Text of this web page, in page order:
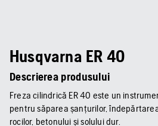
Husqvarna ER 40
Descrierea produsului
Freza cilindrică ER 40 este un
pentru săparea șanțurilor,
rocilor, betonului și solului dur.